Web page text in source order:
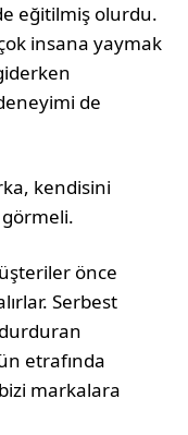
eğitilmiş olurdu.
insana yaymak
de
ken­disini
önce
Serbest
etrafında
markalara